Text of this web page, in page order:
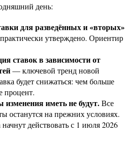
день:
для разведённых и «вторых»
утверждено. Ориентир
ставок в зависимости от
— ключевой тренд новой
будет снижаться: чем больше
процент.
иметь не будут.Все
останутся на прежних условиях.
действовать с 1 июля 2026